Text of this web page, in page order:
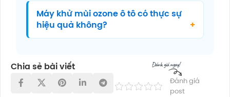
Máy khử mùi ozone ô tô có thực sự
hiệu quả không?
Chia sẻ bài viết
Đánh giá
post